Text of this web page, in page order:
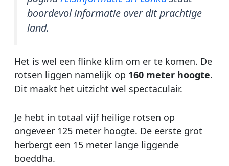
boordevol informatie over dit prachtige
land.
Het is wel een flinke klim om er te komen. De
rotsen liggen namelijk op 160 meter hoogte.
Dit maakt het uitzicht wel spectaculair.
Je hebt in totaal vijf heilige rotsen op
ongeveer 125 meter hoogte. De eerste grot
herbergt een 15 meter lange liggende
boeddha.